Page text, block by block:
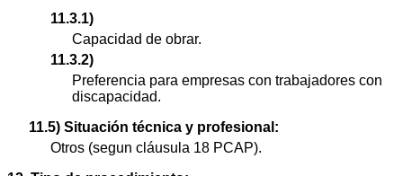
11.3.1)
Capacidad de obrar.
11.3.2)
Preferencia para empresas con trabajadores con
discapacidad.
11.5) Situación técnica y profesional:
Otros (segun cláusula 18 PCAP).